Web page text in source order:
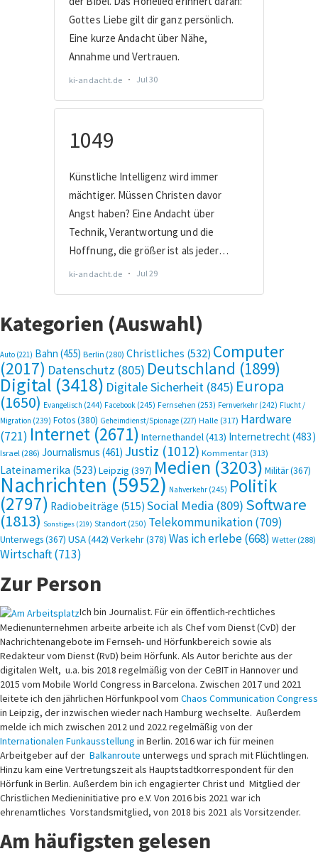
Kategorien (Auswahl)
Auto (221) Bahn (455) Berlin (280) Christliches (532) Computer
(2017) Datenschutz (805) Deutschland (1899)
Digital (3418) Digitale Sicherheit (845) Europa
(1650) Evangelisch (244) Facebook (245) Fernsehen (253) Fernverkehr (242) Flucht /
Migration (239) Fotos(380) Geheimdienst/Spionage (227) Halle(317) Hardware
(721) Internet (2671) Internethandel(413) Internetrecht(483)
Israel (286) Journalismus (461) Justiz (1012) Kommentar(313)
Lateinamerika (523) Leipzig (397) Medien (3203) Militär(367)
Nachrichten(5952) Nahverkehr (245) Politik
(2797) Radiobeiträge (515) Social Media (809) Software
(1813) Sonstiges (219) Standort (250) Telekommunikation(709)
Unterwegs(367) USA(442) Verkehr(378) Was ich erlebe(668) Wetter (288)
Wirtschaft(713)
Zur Person
Ich bin Journalist. Für ein öffentlich-rechtliches
Medienunternehmen arbeite arbeite ich als Chef vom Dienst (CvD) der
Nachrichtenangebote im Fernseh- und Hörfunkbereich sowie als
Redakteur vom Dienst (RvD) beim Hörfunk. Als Autor berichte aus der
digitalen Welt, u.a. bis 2018 regelmäßig von der CeBIT in Hannover und
2015 vom Mobile World Congress in Barcelona. Zwischen 2017 und 2021
leitete ich den jährlichen Hörfunkpool vom Chaos Communication Congress
in Leipzig, der inzwischen wieder nach Hamburg wechselte. Außerdem
melde ich mich zwischen 2012 und 2022 regelmäßig von der
Internationalen Funkausstellung in Berlin. 2016 war ich für meinen
Arbeitgeber auf der Balkanroute unterwegs und sprach mit Flüchtlingen.
Hinzu kam eine Vertretungszeit als Hauptstadtkorrespondent für den
Hörfunk in Berlin. Außerdem bin ich engagierter Christ und Mitglied der
Christlichen Medieninitiative pro e.V. Von 2016 bis 2021 war ich
ehrenamtliches Vorstandsmitglied, von 2018 bis 2021 als Vorsitzender.
Am häufigsten gelesen